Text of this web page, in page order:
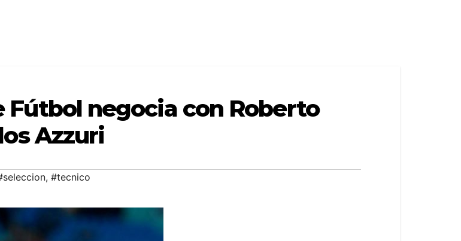
Fútbol negocia con Roberto
Azzuri
, #tecnico